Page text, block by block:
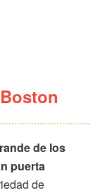
de los
puerta
de